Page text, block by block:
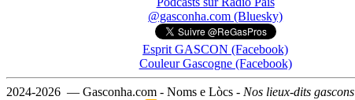
@gasconha.com (Bluesky)
Esprit GASCON (Facebook)
Couleur Gascogne (Facebook)
2024-2026 — Gasconha.com - Noms e Lòcs - Nos lieux-dits gascons